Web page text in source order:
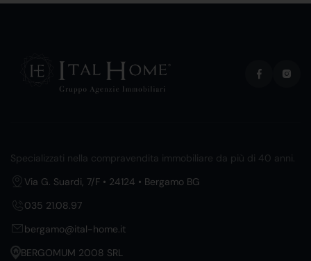
Specializzati nella compravendita immobiliare da più di 40 anni.
Via G. Suardi, 7/F • 24124 • Bergamo BG
035 21.08.97
bergamo@ital-home.it
BERGOMUM 2008 SRL